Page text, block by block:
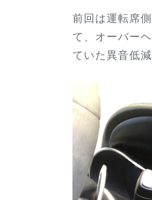
前回は運転席
て、オーバー
ていた異音低